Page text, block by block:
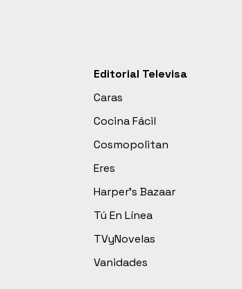
Editorial Televisa
Caras
Cocina Fácil
Cosmopolitan
Eres
Harper’s Bazaar
Tú En Línea
TVyNovelas
Vanidades